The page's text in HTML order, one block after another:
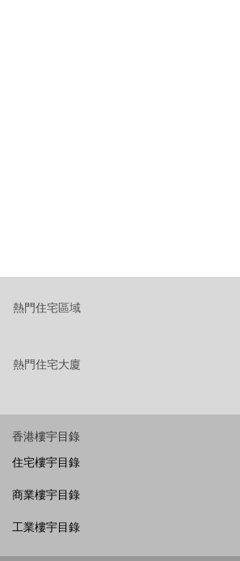
熱門住宅區域
熱門住宅大廈
香港樓宇目錄
住宅樓宇目錄
商業樓宇目錄
工業樓宇目錄